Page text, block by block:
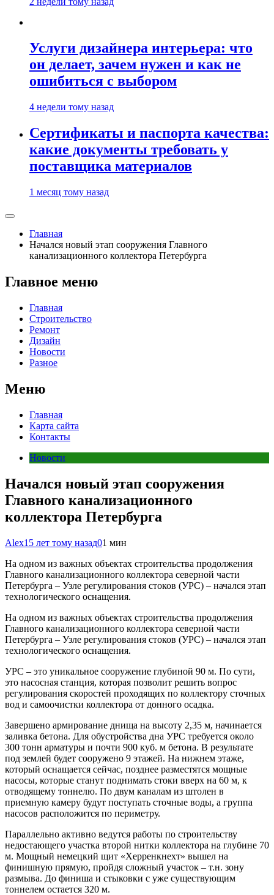
Услуги дизайнера интерьера: что
он делает, зачем нужен и как не
ошибиться с выбором
4 недели тому назад
Сертификаты и паспорта качества:
какие документы требовать у
поставщика материалов
1 месяц тому назад
Главная
Начался новый этап сооружения Главного
канализационного коллектора Петербурга
Главное меню
Главная
Строительство
Ремонт
Дизайн
Новости
Разное
Меню
Главная
Карта сайта
Контакты
Новости
Начался новый этап сооружения
Главного канализационного
коллектора Петербурга
Alex15 лет тому назад01 мин
На одном из важных объектах строительства продолжения
Главного канализационного коллектора северной части
Петербурга – Узле регулирования стоков (УРС) – начался этап
технологического оснащения.
На одном из важных объектах строительства продолжения
Главного канализационного коллектора северной части
Петербурга – Узле регулирования стоков (УРС) – начался этап
технологического оснащения.
УРС – это уникальное сооружение глубиной 90 м. По сути,
это насосная станция, которая позволит решить вопрос
регулирования скоростей проходящих по коллектору сточных
вод и самоочистки коллектора от донного осадка.
Завершено армирование днища на высоту 2,35 м, начинается
заливка бетона. Для обустройства дна УРС требуется около
300 тонн арматуры и почти 900 куб. м бетона. В результате
под землей будет сооружено 9 этажей. На нижнем этаже,
который оснащается сейчас, позднее разместятся мощные
насосы, которые станут поднимать стоки вверх на 60 м, к
отводящему тоннелю. По двум каналам из штолен в
приемную камеру будут поступать сточные воды, а группа
насосов расположится по периметру.
Параллельно активно ведутся работы по строительству
недостающего участка второй нитки коллектора на глубине 70
м. Мощный немецкий щит «Херренкнехт» вышел на
финишную прямую, пройдя сложный участок – т.н. зону
размыва. До финиша и стыковки с уже существующим
тоннелем остается 320 м.